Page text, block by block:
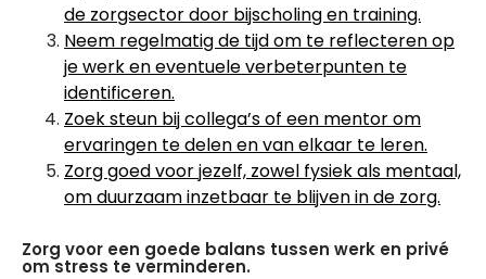
de zorgsector door bijscholing en training.
Neem regelmatig de tijd om te reflecteren op
je werk en eventuele verbeterpunten te
identificeren.
Zoek steun bij collega’s of een mentor om
ervaringen te delen en van elkaar te leren.
Zorg goed voor jezelf, zowel fysiek als mentaal,
om duurzaam inzetbaar te blijven in de zorg.
Zorg voor een goede balans tussen werk en privé
om stress te verminderen.